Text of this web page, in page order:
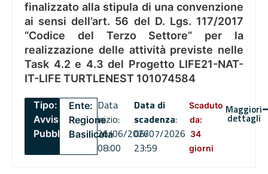
finalizzato alla stipula di una convenzione
ai sensi dell’art. 56 del D. Lgs. 117/2017
“Codice del Terzo Settore” per la
realizzazione delle attività previste nelle
Task 4.2 e 4.3 del Progetto LIFE21-NAT-
IT-LIFE TURTLENEST 101074584
Tipo:
Avviso
Pubblico
Ente:
Regione
Basilicata
Data
inizio:
26/06/2026
08:00
Data di
scadenza:
06/07/2026
23:59
Scaduto
da:
34
giorni
Maggiori
dettagli